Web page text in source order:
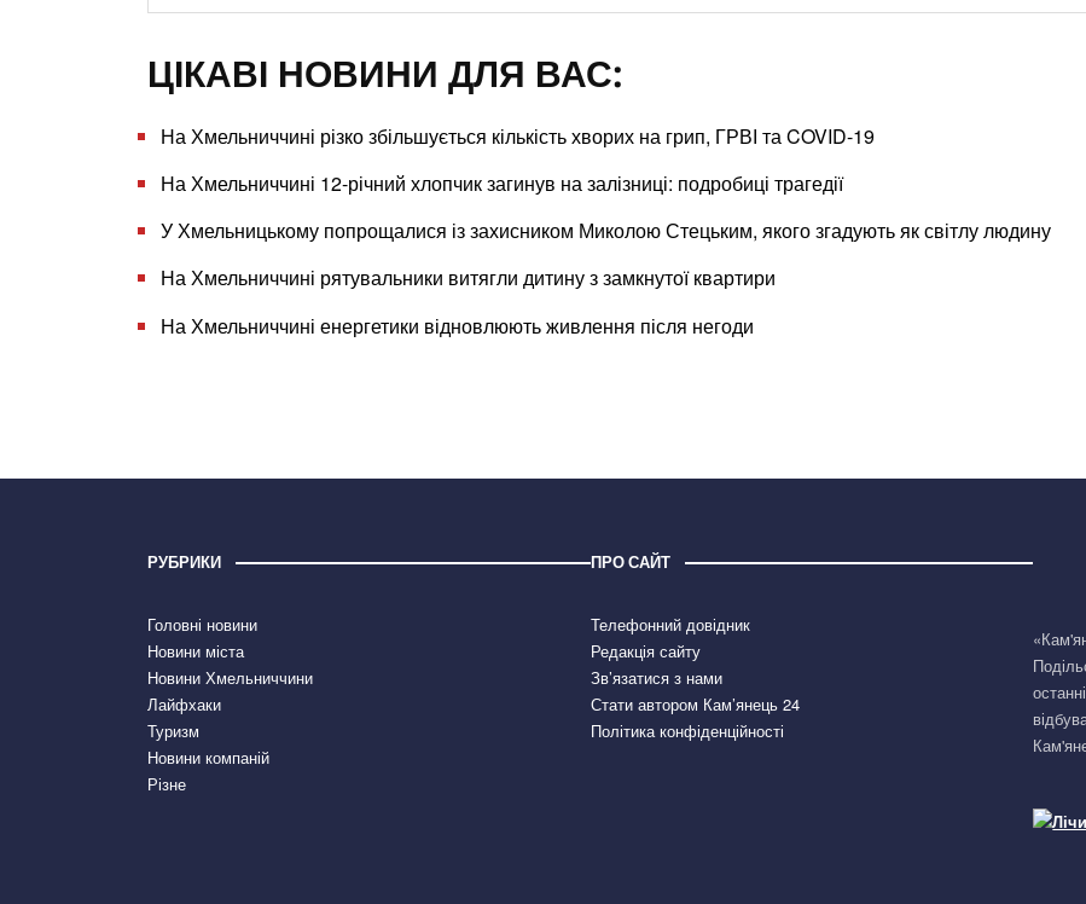
ЦІКАВІ НОВИНИ ДЛЯ ВАС:
На Хмельниччині різко збільшується кількість хворих на грип, ГРВІ та COVID-19
На Хмельниччині 12-річний хлопчик загинув на залізниці: подробиці трагедії
У Хмельницькому попрощалися із захисником Миколою Стецьким, якого згадують як світлу людину
На Хмельниччині рятувальники витягли дитину з замкнутої квартири
На Хмельниччині енергетики відновлюють живлення після негоди
РУБРИКИ
Головні новини
Новини міста
Новини Хмельниччини
Лайфхаки
Туризм
Новини компаній
Різне
ПРО САЙТ
Телефонний довідник
Редакція сайту
Зв’язатися з нами
Стати автором Кам’янець 24
Політика конфіденційності